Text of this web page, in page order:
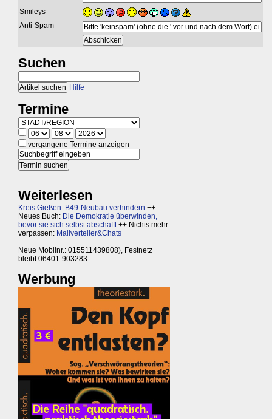
Smileys
Anti-Spam
Suchen
Hilfe
Termine
vergangene Termine anzeigen
Weiterlesen
Kreis Gießen: B49-Neubau verhindern ++
Neues Buch: Die Demokratie überwinden,
bevor sie sich selbst abschafft++ Nichts mehr
verpassen: Mailverteiler&Chats
Neue Mobilnr.: 015511439808), Festnetz
bleibt 06401-903283
Werbung